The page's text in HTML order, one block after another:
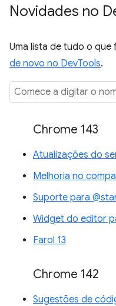
Novidades no
Uma lista de tudo o
de novo no DevTools.
Chrome 143
Atualizações do
Melhoria no
Suporte para
Widget do editor
Farol 13
Chrome 142
Sugestões de